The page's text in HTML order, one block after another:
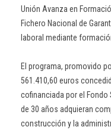
Unión Avanza en
Fichero Nacional de
laboral mediante
El programa, promovido
561.410,60 euros
cofinanciada por el Fondo
de 30 años adquieran
construcción y la